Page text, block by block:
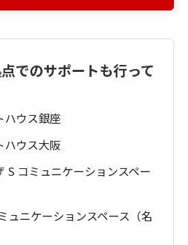
でのサポートも行って
ハウス銀座
ハウス大阪
S コミュニケーションスペー
ュニケーションスペース（名